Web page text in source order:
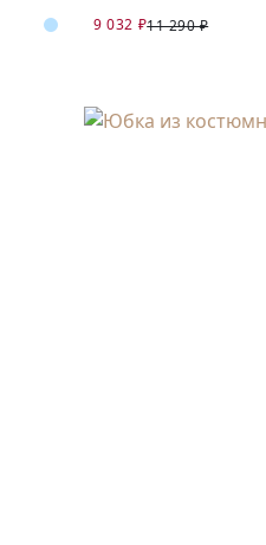
9 032 ₽11 290 ₽